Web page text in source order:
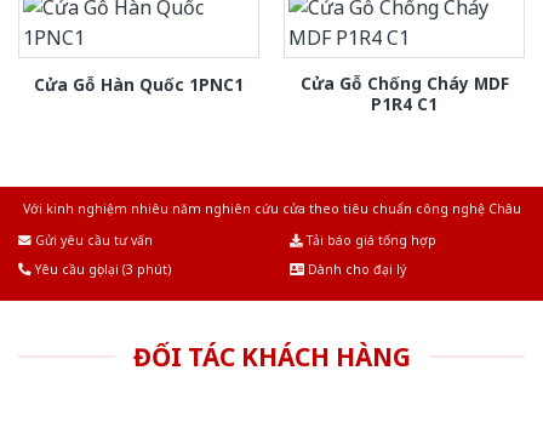
Cửa Gỗ Hàn Quốc 1PNC1
Cửa Gỗ Chống Cháy MDF
P1R4 C1
Với kinh nghiệm nhiêu năm nghiên cứu cửa theo tiêu chuẩn công nghệ Châu
Gửi yêu cầu tư vấn
Tải báo giá tổng hợp
Yêu cầu gọi lại (3 phút)
Dành cho đại lý
ĐỐI TÁC KHÁCH HÀNG